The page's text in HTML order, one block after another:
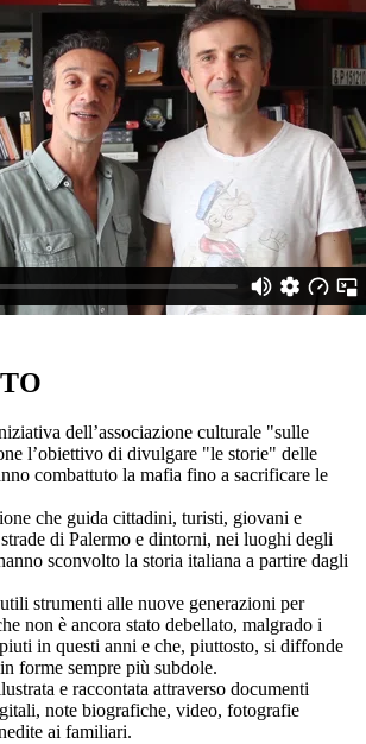
dell’associazione culturale "sulle
l’obiettivo di divulgare "le storie" delle
combattuto la mafia fino a sacrificare le
che guida cittadini, turisti, giovani e
di Palermo e dintorni, nei luoghi degli
sconvolto la storia italiana a partire dagli
strumenti alle nuove generazioni per
non è ancora stato debellato, malgrado i
in questi anni e che, piuttosto, si diffonde
forme sempre più subdole.
e raccontata attraverso documenti
note biografiche, video, fotografie
ai familiari.